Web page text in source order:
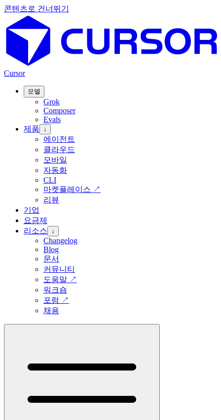
콘텐츠로 건너뛰기
Cursor
모델
Grok
Composer
Evals
제품
↓
에이전트
클라우드
모바일
자동화
CLI
마켓플레이스 ↗
리뷰
기업
요금제
리소스
↓
Changelog
Blog
문서
커뮤니티
도움말 ↗
워크숍
포럼 ↗
채용